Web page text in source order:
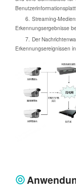
6. Streaming-
Erkennungsergebnisse
7. Der
Erkennungsereignissen